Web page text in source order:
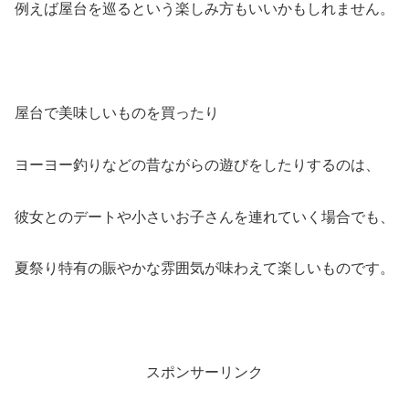
例えば屋台を巡るという楽しみ方もいいかもしれません。
屋台で美味しいものを買ったり
ヨーヨー釣りなどの昔ながらの遊びをしたりするのは、
彼女とのデートや小さいお子さんを連れていく場合でも、
夏祭り特有の賑やかな雰囲気が味わえて楽しいものです。
スポンサーリンク